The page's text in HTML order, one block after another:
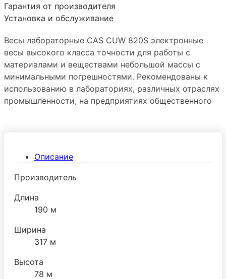
Гарантия от производителя
Установка и обслуживание
Весы лабораторные CAS CUW 820S электронные
весы высокого класса точности для работы с
материалами и веществами небольшой массы с
минимальными погрешностями. Рекомендованы к
использованию в лабораториях, различных отраслях
промышленности, на предприятиях общественного
Описание
Производитель
Длина
190 м
Ширина
317 м
Высота
78 м